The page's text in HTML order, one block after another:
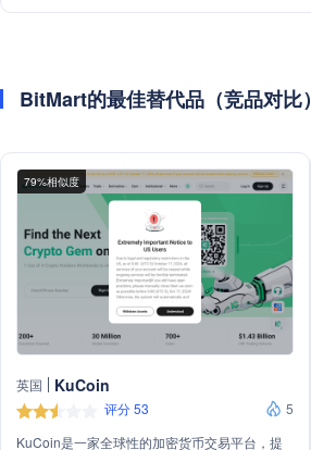
BitMart的最佳替代品（竞品对比）
79%相似度
英国 KuCoin
评分 53
5
KuCoin是一家全球性的加密货币交易平台，提